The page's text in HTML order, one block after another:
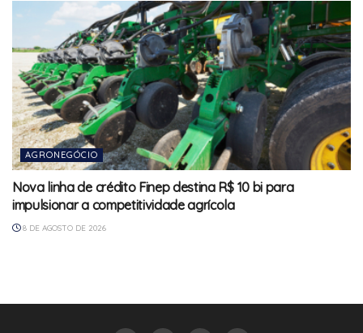
AGRONEGÓCIO
Nova linha de crédito Finep destina R$ 10 bi para
impulsionar a competitividade agrícola
8 DE AGOSTO DE 2026